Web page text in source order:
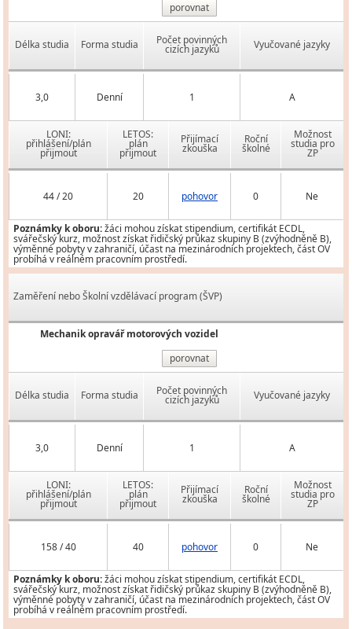
porovnat
Délka studia Forma studia Počet povinných
cizích jazyků Vyučované jazyky
3,0 Denní 1 A
LONI:
přihlášení/plán
přijmout
LETOS:
plán
přijmout
Přijímací
zkouška
Roční
školné
Možnost
studia pro
ZP
44 / 20 20 pohovor 0 Ne
Poznámky k oboru:žáci mohou získat stipendium, certifikát ECDL,
svářečský kurz, možnost získat řidičský průkaz skupiny B (zvýhodněně B),
výměnné pobyty v zahraničí, účast na mezinárodních projektech, část OV
probíhá v reálném pracovním prostředí.
Zaměření nebo Školní vzdělávací program (ŠVP)
Mechanik opravář motorových vozidel
porovnat
Délka studia Forma studia Počet povinných
cizích jazyků Vyučované jazyky
3,0 Denní 1 A
LONI:
přihlášení/plán
přijmout
LETOS:
plán
přijmout
Přijímací
zkouška
Roční
školné
Možnost
studia pro
ZP
158 / 40 40 pohovor 0 Ne
Poznámky k oboru:žáci mohou získat stipendium, certifikát ECDL,
svářečský kurz, možnost získat řidičský průkaz skupiny B (zvýhodněně B),
výměnné pobyty v zahraničí, účast na mezinárodních projektech, část OV
probíhá v reálném pracovním prostředí.